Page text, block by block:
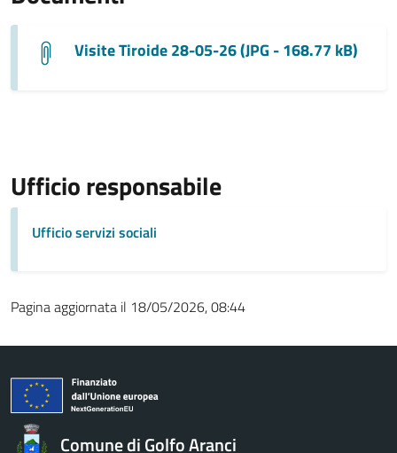
Visite Tiroide 28-05-26 (JPG - 168.77 kB)
Ufficio responsabile
Ufficio servizi sociali
Pagina aggiornata il 18/05/2026, 08:44
Comune di Golfo Aranci